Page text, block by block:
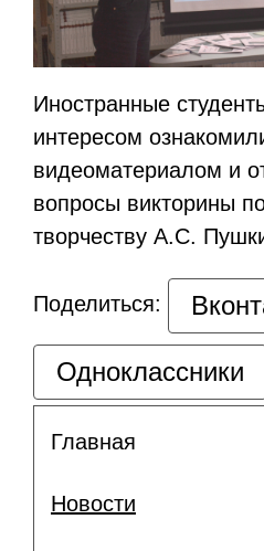
Иностранные
интересом
видеоматериалом и
вопросы викторины
творчеству А.С.
Поделиться:
Одноклассники
Главная
Новости